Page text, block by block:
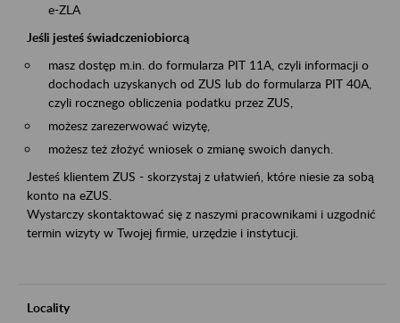
e-ZLA
Jeśli jesteś świadczeniobiorcą
masz dostęp m.in. do formularza PIT 11A, czyli informacji o
dochodach uzyskanych od ZUS lub do formularza PIT 40A,
czyli rocznego obliczenia podatku przez ZUS,
możesz zarezerwować wizytę,
możesz też złożyć wniosek o zmianę swoich danych.
Jesteś klientem ZUS - skorzystaj z ułatwień, które niesie za sobą
konto na eZUS.
Wystarczy skontaktować się z naszymi pracownikami i uzgodnić
termin wizyty w Twojej firmie, urzędzie i instytucji.
Locality